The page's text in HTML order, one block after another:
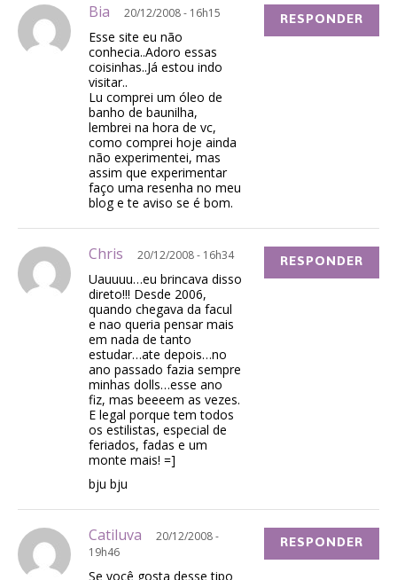
Bia 20/12/2008 - 16h15
Esse site eu não
conhecia..Adoro essas
coisinhas..Já estou indo
visitar..
Lu comprei um óleo de
banho de baunilha,
lembrei na hora de vc,
como comprei hoje ainda
não experimentei, mas
assim que experimentar
faço uma resenha no meu
blog e te aviso se é bom.
RESPONDER
Chris 20/12/2008 - 16h34
Uauuuu…eu brincava disso
direto!!! Desde 2006,
quando chegava da facul
e nao queria pensar mais
em nada de tanto
estudar…ate depois…no
ano passado fazia sempre
minhas dolls…esse ano
fiz, mas beeeem as vezes.
E legal porque tem todos
os estilistas, especial de
feriados, fadas e um
monte mais! =]
bju bju
RESPONDER
Catiluva
20/12/2008 -
19h46
Se você gosta desse tipo
RESPONDER